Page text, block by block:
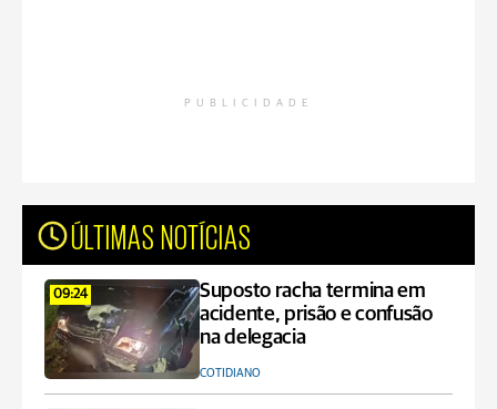
PUBLICIDADE
ÚLTIMAS NOTÍCIAS
09:24
Suposto racha termina em
acidente, prisão e confusão
na delegacia
COTIDIANO